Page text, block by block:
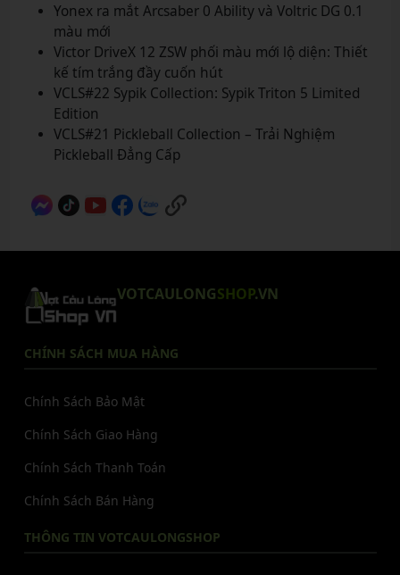
Yonex ra mắt Arcsaber 0 Ability và Voltric DG 0.1
màu mới
Victor DriveX 12 ZSW phối màu mới lộ diện: Thiết
kế tím trắng đầy cuốn hút
VCLS#22 Sypik Collection: Sypik Triton 5 Limited
Edition
VCLS#21 Pickleball Collection – Trải Nghiệm
Pickleball Đẳng Cấp
VOTCAULONGSHOP.VN
CHÍNH SÁCH MUA HÀNG
Chính Sách Bảo Mật
Chính Sách Giao Hàng
Chính Sách Thanh Toán
Chính Sách Bán Hàng
THÔNG TIN VOTCAULONGSHOP